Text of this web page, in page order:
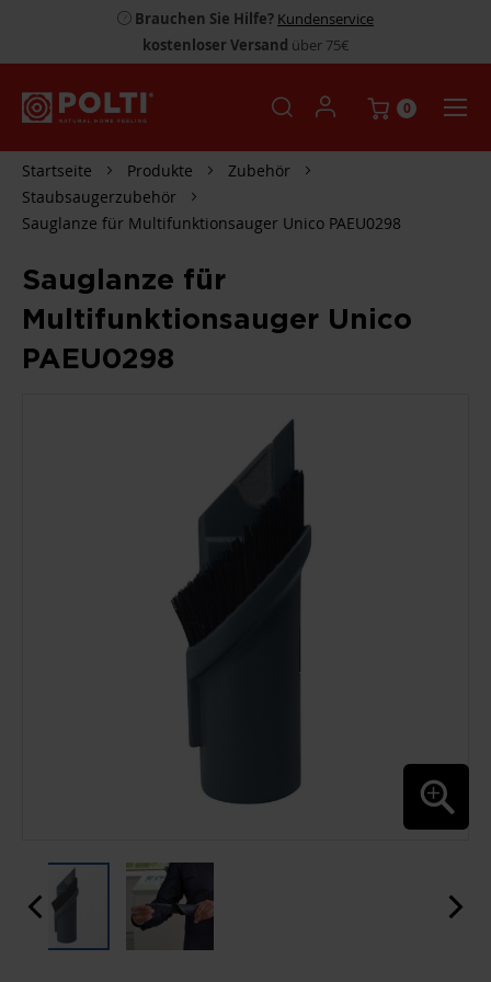
Brauchen Sie Hilfe? Kundenservice
kostenloser Versand über 75€
0
Startseite Produkte
Zubehör
Staubsaugerzubehör
Sauglanze für Multifunktionsauger Unico PAEU0298
Sauglanze für
Multifunktionsauger Unico
PAEU0298